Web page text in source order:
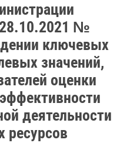
28.10.2021 №
ключевых
значений,
оценки
деятельности
ресурсов